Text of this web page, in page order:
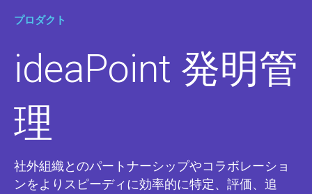
プロダクト
ideaPoint 発明管
理
社外組織とのパートナーシップやコラボレーショ
ンをよりスピーディに効率的に特定、評価、追